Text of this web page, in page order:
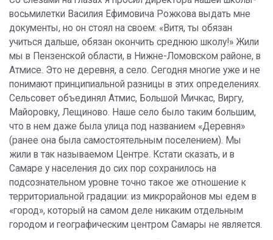
восьмилетки Василия Ефимовича Рожкова выдать мне
документы, но он стоял на своем: «Витя, ты обязан
учиться дальше, обязан окончить среднюю школу!» Жили
мы в Пензенской области, в Нижне-Ломовском районе, в
Атмисе. Это не деревня, а село. Сегодня многие уже и не
понимают принципиальной разницы в этих определениях.
Сельсовет объединял Атмис, Большой Мичкас, Виргу,
Майоровку, Лещиново. Наше село было таким большим,
что в нем даже была улица под названием «Деревня»
(ранее она была самостоятельным поселением). Мы
жили в так называемом Центре. Кстати сказать, и в
Самаре у населения до сих пор сохранилось на
подсознательном уровне точно такое же отношение к
территориальной градации: из микрорайонов мы едем в
«город», который на самом деле никаким отдельным
городом и географическим центром Самары не является.